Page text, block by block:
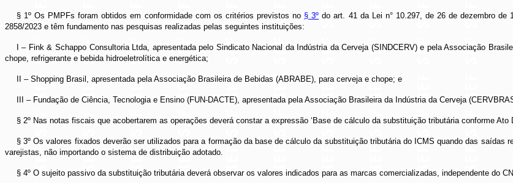
§ 1º Os PMPFs foram obtidos em conformidade com os critérios previstos no § 3º do art. 41 da Lei n° 10.297, de 26 de dezembro de
2858/2023 e têm fundamento nas pesquisas realizadas pelas seguintes instituições:
I – Fink & Schappo Consultoria Ltda, apresentada pelo Sindicato Nacional da Indústria da Cerveja (SINDCERV) e pela Associação
chope, refrigerante e bebida hidroeletrolítica e energética;
II – Shopping Brasil, apresentada pela Associação Brasileira de Bebidas (ABRABE), para cerveja e chope; e
III – Fundação de Ciência, Tecnologia e Ensino (FUN-DACTE), apresentada pela Associação Brasileira da Indústria da Cerveja
§ 2º Nas notas fiscais que acobertarem as operações deverá constar a expressão ‘Base de cálculo da substituição tributária conforme Ato
§ 3º Os valores fixados deverão ser utilizados para a formação da base de cálculo da substituição tributária do ICMS quando das
varejistas, não importando o sistema de distribuição adotado.
§ 4º O sujeito passivo da substituição tributária deverá observar os valores indicados para as marcas comercializadas, independente do